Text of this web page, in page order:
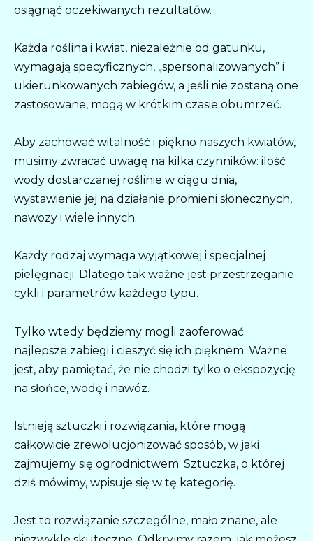
osiągnąć oczekiwanych rezultatów.
Każda roślina i kwiat, niezależnie od gatunku,
wymagają specyficznych, „spersonalizowanych” i
ukierunkowanych zabiegów, a jeśli nie zostaną one
zastosowane, mogą w krótkim czasie obumrzeć.
Aby zachować witalność i piękno naszych kwiatów,
musimy zwracać uwagę na kilka czynników: ilość
wody dostarczanej roślinie w ciągu dnia,
wystawienie jej na działanie promieni słonecznych,
nawozy i wiele innych.
Każdy rodzaj wymaga wyjątkowej i specjalnej
pielęgnacji. Dlatego tak ważne jest przestrzeganie
cykli i parametrów każdego typu.
Tylko wtedy będziemy mogli zaoferować
najlepsze zabiegi i cieszyć się ich pięknem. Ważne
jest, aby pamiętać, że nie chodzi tylko o ekspozycję
na słońce, wodę i nawóz.
Istnieją sztuczki i rozwiązania, które mogą
całkowicie zrewolucjonizować sposób, w jaki
zajmujemy się ogrodnictwem. Sztuczka, o której
dziś mówimy, wpisuje się w tę kategorię.
Jest to rozwiązanie szczególne, mało znane, ale